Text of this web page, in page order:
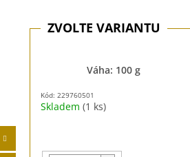
Kód: 229760501
Váha: 100 g
Skladem (1 ks)